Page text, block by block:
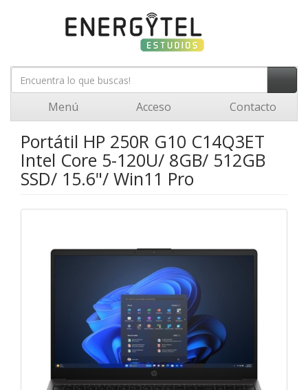
Menú Acceso Contacto
Portátil HP 250R G10 C14Q3ET
Intel Core 5-120U/ 8GB/ 512GB
SSD/ 15.6"/ Win11 Pro